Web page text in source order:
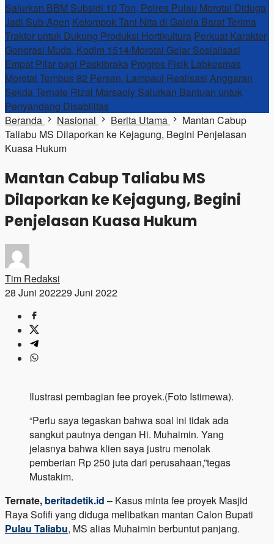
Salurkan BBM Subsidi 10 Ton, Polres Pulau Morotai Diduga
Jadi Sub-Agen Kelompok Tani Nita di Galela Barat Terima
Traktor untuk Dukung Produksi Hortikultura Perkuat Karakter
Generasi Muda, Kodim 1514/Morotai Gelar Sosialisasi
Empat Pilar bagi Paskibraka Progres Fisik Labkesmas
Morotai Tembus 82 Persen, Lampaui Realisasi Anggaran
Sekda Ternate Rizal Marsaoly Salurkan Bantuan untuk
Penyandang Disabilitas
Beranda
Nasional Berita Utama
Mantan Cabup
Taliabu MS Dilaporkan ke Kejagung, Begini Penjelasan
Kuasa Hukum
Mantan Cabup Taliabu MS
Dilaporkan ke Kejagung, Begini
Penjelasan Kuasa Hukum
Tim Redaksi
28 Juni 202229 Juni 2022
Ilustrasi pembagian fee proyek.(Foto Istimewa).
“Perlu saya tegaskan bahwa soal ini tidak ada
sangkut pautnya dengan Hi. Muhaimin. Yang
jelasnya bahwa klien saya justru menolak
pemberian Rp 250 juta dari perusahaan,”tegas
Mustakim.
Ternate, beritadetik.id – Kasus minta fee proyek Masjid
Raya Sofifi yang diduga melibatkan mantan Calon Bupati
Pulau Taliabu, MS alias Muhaimin berbuntut panjang.